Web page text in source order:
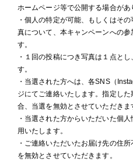
ホームページ等で公開する場合があ
・個人の特定が可能、もしくはそ
真について、本キャンペーンへの
す。
・１回の投稿につき写真は１点と
す。
・当選された方へは、各SNS（
ジにてご連絡いたします。指定し
合、当選を無効とさせていただきま
・当選された方からいただいた個
用いたします。
・ご連絡いただいたお届け先の住
を無効とさせていただきます。